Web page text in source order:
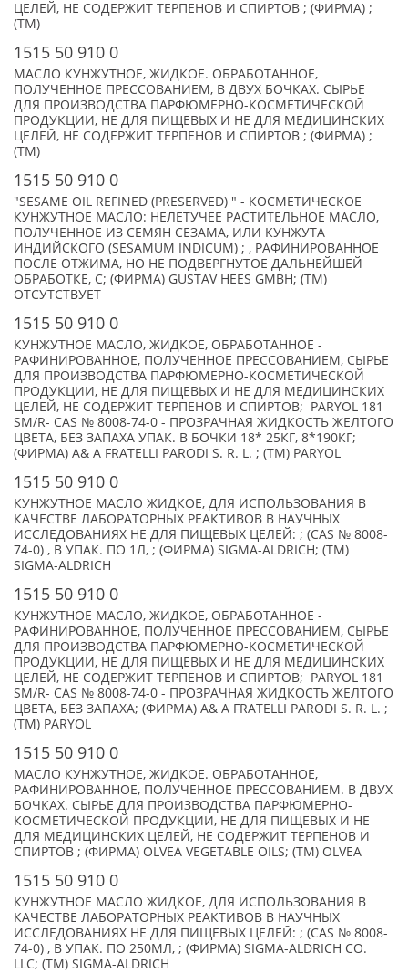
ЦЕЛЕЙ, НЕ СОДЕРЖИТ ТЕРПЕНОВ И СПИРТОВ ; (ФИРМА) ;
(TM)
1515 50 910 0
МАСЛО КУНЖУТНОЕ, ЖИДКОЕ. ОБРАБОТАННОЕ,
ПОЛУЧЕННОЕ ПРЕССОВАНИЕМ, В ДВУХ БОЧКАХ. СЫРЬЕ
ДЛЯ ПРОИЗВОДСТВА ПАРФЮМЕРНО-КОСМЕТИЧЕСКОЙ
ПРОДУКЦИИ, НЕ ДЛЯ ПИЩЕВЫХ И НЕ ДЛЯ МЕДИЦИНСКИХ
ЦЕЛЕЙ, НЕ СОДЕРЖИТ ТЕРПЕНОВ И СПИРТОВ ; (ФИРМА) ;
(TM)
1515 50 910 0
"SESAME OIL REFINED (PRESERVED) " - КОСМЕТИЧЕСКОЕ
КУНЖУТНОЕ МАСЛО: НЕЛЕТУЧЕЕ РАСТИТЕЛЬНОЕ МАСЛО,
ПОЛУЧЕННОЕ ИЗ СЕМЯН СЕЗАМА, ИЛИ КУНЖУТА
ИНДИЙСКОГО (SESAMUM INDICUM) ; , РАФИНИРОВАННОЕ
ПОСЛЕ ОТЖИМА, НО НЕ ПОДВЕРГНУТОЕ ДАЛЬНЕЙШЕЙ
ОБРАБОТКЕ, С; (ФИРМА) GUSTAV HEES GMBH; (TM)
ОТСУТСТВУЕТ
1515 50 910 0
КУНЖУТНОЕ МАСЛО, ЖИДКОЕ, ОБРАБОТАННОЕ -
РАФИНИРОВАННОЕ, ПОЛУЧЕННОЕ ПРЕССОВАНИЕМ, СЫРЬЕ
ДЛЯ ПРОИЗВОДСТВА ПАРФЮМЕРНО-КОСМЕТИЧЕСКОЙ
ПРОДУКЦИИ, НЕ ДЛЯ ПИЩЕВЫХ И НЕ ДЛЯ МЕДИЦИНСКИХ
ЦЕЛЕЙ, НЕ СОДЕРЖИТ ТЕРПЕНОВ И СПИРТОВ; PARYOL 181
SM/R- CAS № 8008-74-0 - ПРОЗРАЧНАЯ ЖИДКОСТЬ ЖЕЛТОГО
ЦВЕТА, БЕЗ ЗАПАХА УПАК. В БОЧКИ 18* 25КГ, 8*190КГ;
(ФИРМА) A& A FRATELLI PARODI S. R. L. ; (TM) PARYOL
1515 50 910 0
КУНЖУТНОЕ МАСЛО ЖИДКОЕ, ДЛЯ ИСПОЛЬЗОВАНИЯ В
КАЧЕСТВЕ ЛАБОРАТОРНЫХ РЕАКТИВОВ В НАУЧНЫХ
ИССЛЕДОВАНИЯХ НЕ ДЛЯ ПИЩЕВЫХ ЦЕЛЕЙ: ; (CAS № 8008-
74-0) , В УПАК. ПО 1Л, ; (ФИРМА) SIGMA-ALDRICH; (TM)
SIGMA-ALDRICH
1515 50 910 0
КУНЖУТНОЕ МАСЛО, ЖИДКОЕ, ОБРАБОТАННОЕ -
РАФИНИРОВАННОЕ, ПОЛУЧЕННОЕ ПРЕССОВАНИЕМ, СЫРЬЕ
ДЛЯ ПРОИЗВОДСТВА ПАРФЮМЕРНО-КОСМЕТИЧЕСКОЙ
ПРОДУКЦИИ, НЕ ДЛЯ ПИЩЕВЫХ И НЕ ДЛЯ МЕДИЦИНСКИХ
ЦЕЛЕЙ, НЕ СОДЕРЖИТ ТЕРПЕНОВ И СПИРТОВ; PARYOL 181
SM/R- CAS № 8008-74-0 - ПРОЗРАЧНАЯ ЖИДКОСТЬ ЖЕЛТОГО
ЦВЕТА, БЕЗ ЗАПАХА; (ФИРМА) A& A FRATELLI PARODI S. R. L. ;
(TM) PARYOL
1515 50 910 0
МАСЛО КУНЖУТНОЕ, ЖИДКОЕ. ОБРАБОТАННОЕ,
РАФИНИРОВАННОЕ, ПОЛУЧЕННОЕ ПРЕССОВАНИЕМ. В ДВУХ
БОЧКАХ. СЫРЬЕ ДЛЯ ПРОИЗВОДСТВА ПАРФЮМЕРНО-
КОСМЕТИЧЕСКОЙ ПРОДУКЦИИ, НЕ ДЛЯ ПИЩЕВЫХ И НЕ
ДЛЯ МЕДИЦИНСКИХ ЦЕЛЕЙ, НЕ СОДЕРЖИТ ТЕРПЕНОВ И
СПИРТОВ ; (ФИРМА) OLVEA VEGETABLE OILS; (TM) OLVEA
1515 50 910 0
КУНЖУТНОЕ МАСЛО ЖИДКОЕ, ДЛЯ ИСПОЛЬЗОВАНИЯ В
КАЧЕСТВЕ ЛАБОРАТОРНЫХ РЕАКТИВОВ В НАУЧНЫХ
ИССЛЕДОВАНИЯХ НЕ ДЛЯ ПИЩЕВЫХ ЦЕЛЕЙ: ; (CAS № 8008-
74-0) , В УПАК. ПО 250МЛ, ; (ФИРМА) SIGMA-ALDRICH CO.
LLC; (TM) SIGMA-ALDRICH